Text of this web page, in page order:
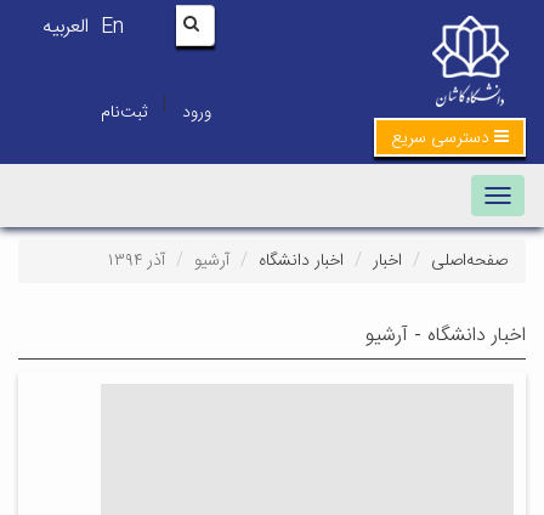
En العربیه
ورود | ثبت‌نام
دسترسی سریع
Toggle navigation
صفحه‌اصلی اخبار اخبار دانشگاه آرشیو آذر ۱۳۹۴
اخبار دانشگاه - آرشیو